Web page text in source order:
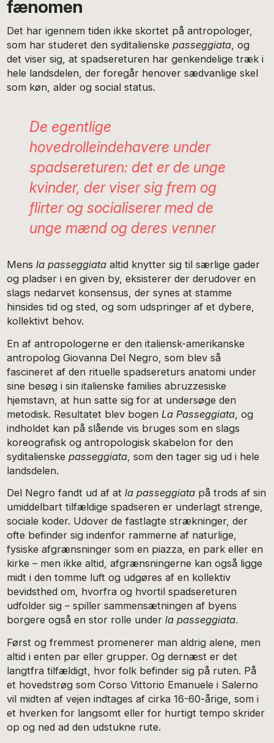
fænomen
Det har igennem tiden ikke skortet på antropologer,
som har studeret den syditalienskepasseggiata , og
det viser sig, at spadsereturen har genkendelige træk i
hele landsdelen, der foregår henover sædvanlige skel
som køn, alder og social status.
De egentlige
hovedrolleindehavere under
spadsereturen: det er de unge
kvinder, der viser sig frem og
flirter og socialiserer med de
unge mænd og deres venner
Mensla passeggiataaltid knytter sig til særlige gader
og pladser i en given by, eksisterer der derudover en
slags nedarvet konsensus, der synes at stamme
hinsides tid og sted, og som udspringer af et dybere,
kollektivt behov.
En af antropologerne er den italiensk-amerikanske
antropolog Giovanna Del Negro, som blev så
fascineret af den rituelle spadsereturs anatomi under
sine besøg i sin italienske families abruzzesiske
hjemstavn, at hun satte sig for at undersøge den
metodisk. Resultatet blev bogen La Passeggiata , og
indholdet kan på slående vis bruges som en slags
koreografisk og antropologisk skabelon for den
syditalienskepasseggiata , som den tager sig ud i hele
landsdelen.
Del Negro fandt ud af atla passeggiata på trods af sin
umiddelbart tilfældige spadseren er underlagt strenge,
sociale koder. Udover de fastlagte strækninger, der
ofte befinder sig indenfor rammerne af naturlige,
fysiske afgrænsninger som en piazza, en park eller en
kirke – men ikke altid, afgrænsningerne kan også ligge
midt i den tomme luft og udgøres af en kollektiv
bevidsthed om, hvorfra og hvortil spadsereturen
udfolder sig – spiller sammensætningen af byens
borgere også en stor rolle underla passeggiata.
Først og fremmest promenerer man aldrig alene, men
altid i enten par eller grupper. Og dernæst er det
langtfra tilfældigt, hvor folk befinder sig på ruten. På
et hovedstrøg som Corso Vittorio Emanuele i Salerno
vil midten af vejen indtages af cirka 16-60-årige, som i
et hverken for langsomt eller for hurtigt tempo skrider
op og ned ad den udstukne rute.